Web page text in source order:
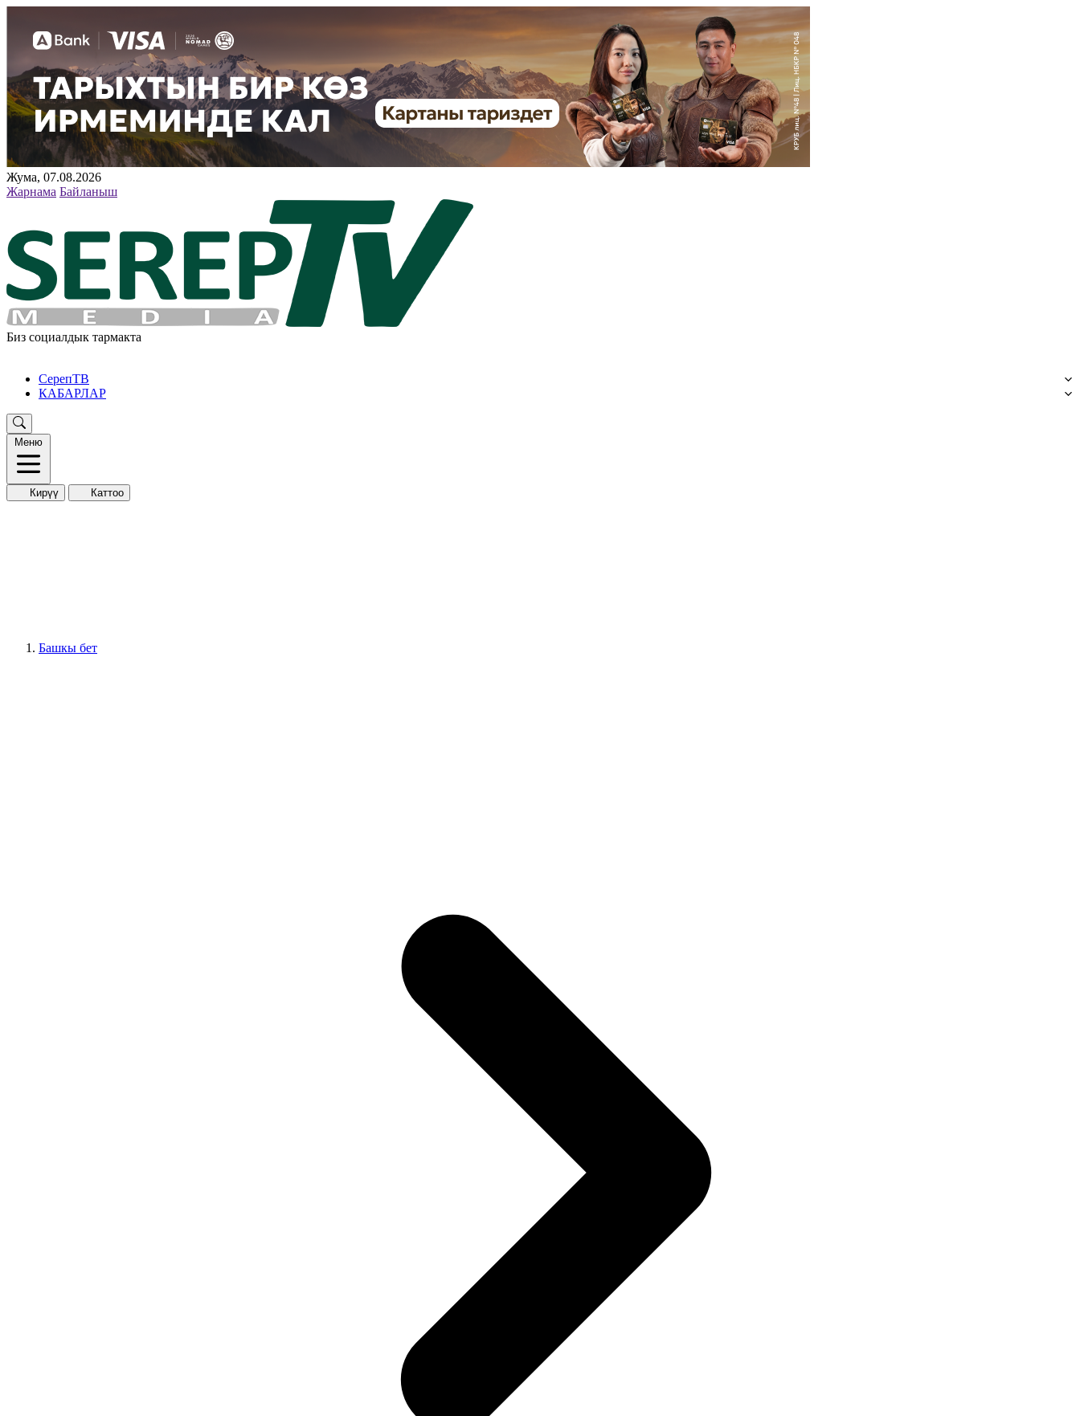
Жума, 07.08.2026
Жарнама Байланыш
Биз социалдык тармакта
СерепТВ
КАБАРЛАР
Меню
Кирүү Каттоо
Башкы бет